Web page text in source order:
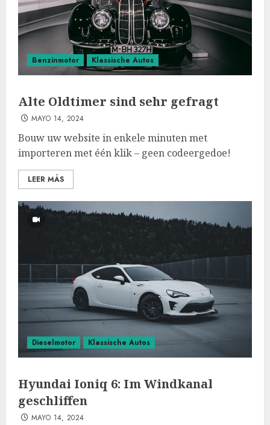
Benzinmotor Klassische Autos
Alte Oldtimer sind sehr gefragt
MAYO 14, 2024
Bouw uw website in enkele minuten met
importeren met één klik – geen codeergedoe!
LEER MÁS
Dieselmotor Klassische Autos
Hyundai Ioniq 6: Im Windkanal
geschliffen
MAYO 14, 2024